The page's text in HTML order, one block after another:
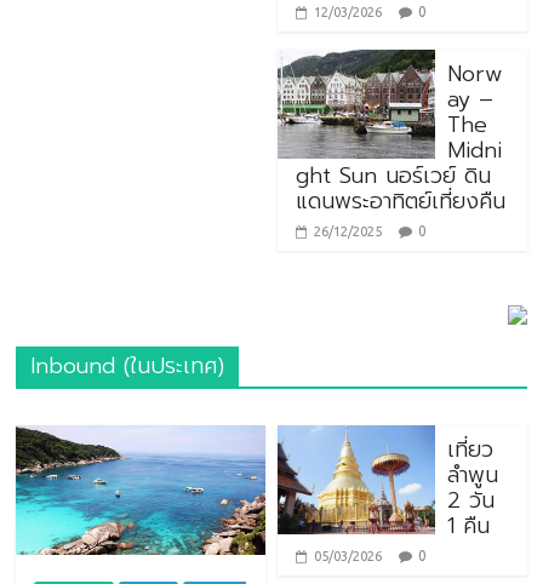
12/03/2026 0
Norw
ay –
The
Midni
ght Sun นอร์เวย์ ดิน
แดนพระอาทิตย์เที่ยงคืน
26/12/2025 0
Inbound (ในประเทศ)
เที่ยว
ลำพูน
2 วัน
1 คืน
05/03/2026 0